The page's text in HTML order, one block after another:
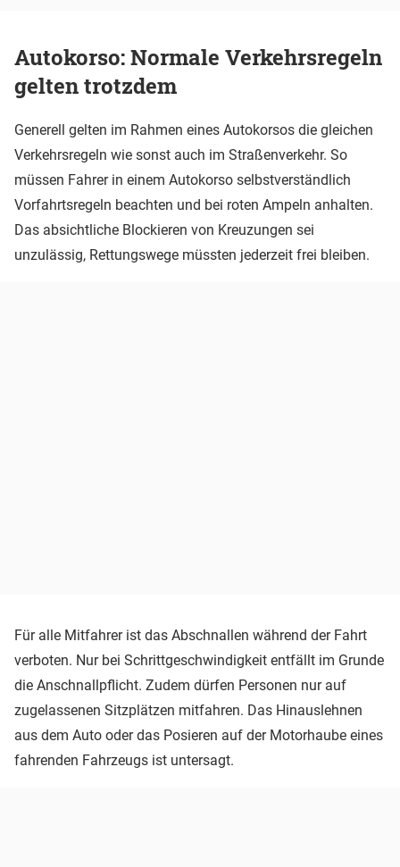
Autokorso: Normale Verkehrsregeln
gelten trotzdem
Generell gelten im Rahmen eines Autokorsos die gleichen
Verkehrsregeln wie sonst auch im Straßenverkehr. So
müssen Fahrer in einem Autokorso selbstverständlich
Vorfahrtsregeln beachten und bei roten Ampeln anhalten.
Das absichtliche Blockieren von Kreuzungen sei
unzulässig, Rettungswege müssten jederzeit frei bleiben.
Für alle Mitfahrer ist das Abschnallen während der Fahrt
verboten. Nur bei Schrittgeschwindigkeit entfällt im Grunde
die Anschnallpflicht. Zudem dürfen Personen nur auf
zugelassenen Sitzplätzen mitfahren. Das Hinauslehnen
aus dem Auto oder das Posieren auf der Motorhaube eines
fahrenden Fahrzeugs ist untersagt.